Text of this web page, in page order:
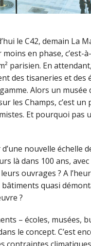
le C42, demain La
en phase, c’est-
parisien. En
des tisaneries et des
Alors un musée
Champs, c’est un
Et pourquoi pas
nouvelle échelle
là dans 100 ans, avec
ouvrages ? A
quasi
?
– écoles, musées,
le concept. C’est